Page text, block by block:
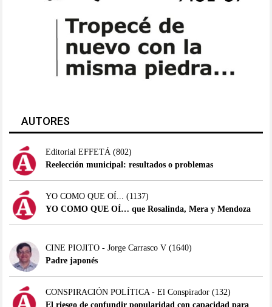
AUTORES
Editorial EFFETÁ(802)
Reelección municipal: resultados o problemas
YO COMO QUE OÍ... (1137)
YO COMO QUE OÍ… que Rosalinda, Mera y Mendoza
CINE PIOJITO - Jorge Carrasco V(1640)
Padre japonés
CONSPIRACIÓN POLÍTICA - El Conspirador(132)
El riesgo de confundir popularidad con capacidad para